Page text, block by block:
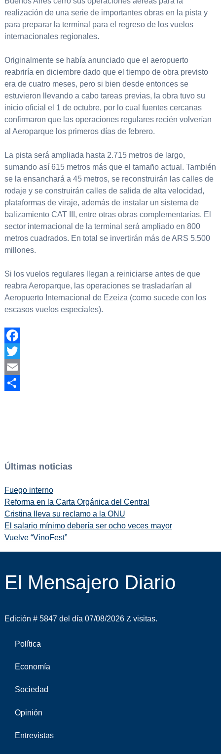
realización de una serie de importantes obras en la pista y
para preparar la terminal para el regreso de los vuelos
internacionales regionales.
Originalmente se había anunciado que el aeropuerto
reabriría en diciembre dado que el tiempo de obra previsto
era de cuatro meses, pero si bien desde entonces se
estuvieron llevando a cabo tareas previas, la obra tuvo su
inicio oficial el 1 de octubre, por lo cual fuentes cercanas
confirmaron que las operaciones regulares recién volverían
al Aeroparque los primeros días de febrero.
La pista será ampliada hasta 2.715 metros de largo,
sumando así 615 metros más que el tamaño actual. También
se la ensanchará a 45 metros, se reconstruirán las calles de
rodaje y se construirán calles de salida de alta velocidad,
plataformas de viraje, además de instalar un sistema de
balizamiento CAT III, entre otras obras complementarias. El
sector internacional de la terminal será ampliado en 800
metros cuadrados. En total se invertirán más de ARS 5.500
millones.
Si los vuelos regulares llegan a reiniciarse antes de que
reabra Aeroparque, las operaciones se trasladarían al
Aeropuerto Internacional de Ezeiza (como sucede con los
escasos vuelos especiales).
Facebook
Twitter
Email
Últimas noticias
Fuego interno
Reforma en la Carta Orgánica del Central
Cristina lleva su reclamo a la ONU
El salario mínimo debería ser ocho veces mayor
Vuelve “VinoFest”
El Mensajero Diario
Edición # 5847 del día 07/08/2026 visitas.
Política
Economía
Sociedad
Opinión
Entrevistas